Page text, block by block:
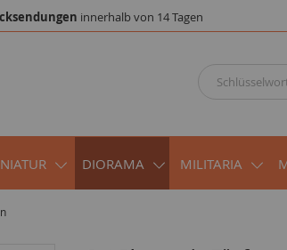
innerhalb von 14 Tagen
DIORAMA MILITARIA